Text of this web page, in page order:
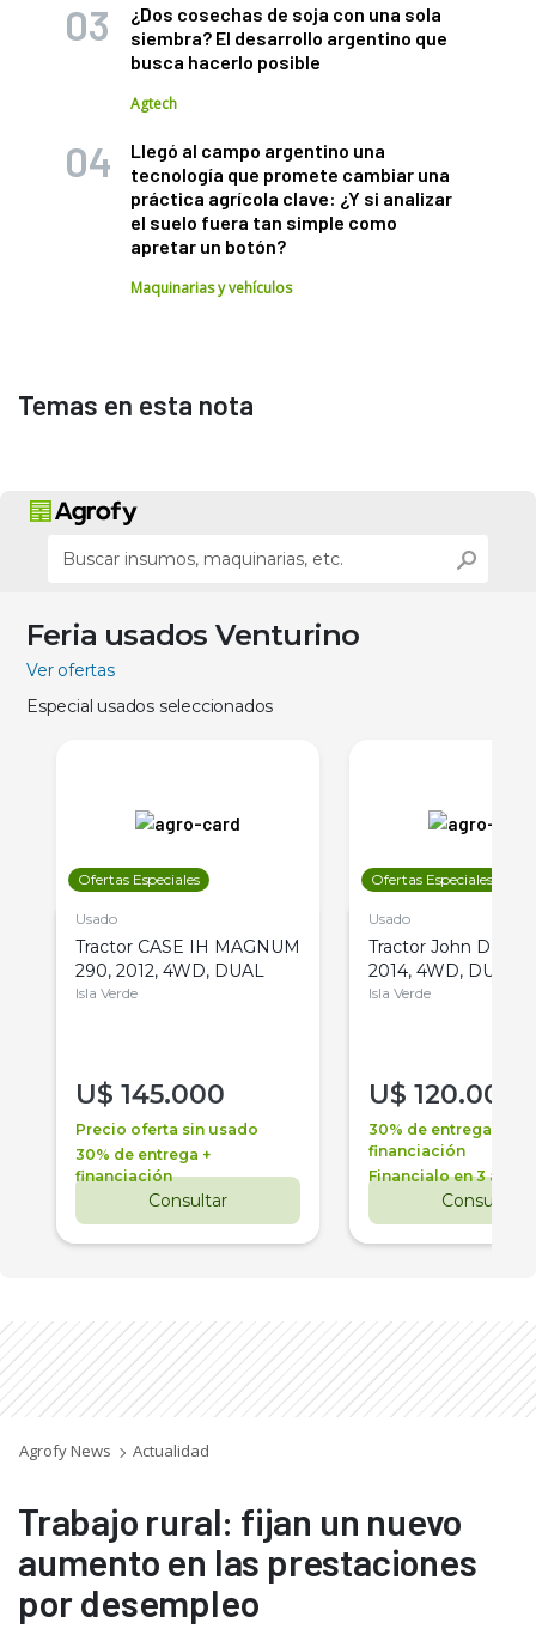
¿Dos cosechas de soja con una sola
siembra? El desarrollo argentino que
busca hacerlo posible
Agtech
Llegó al campo argentino una
tecnología que promete cambiar una
práctica agrícola clave: ¿Y si analizar
el suelo fuera tan simple como
apretar un botón?
Maquinarias y vehículos
Temas en esta nota
Feria usados Venturino
Ver ofertas
Especial usados seleccionados
Ofertas Especiales
Usado
Tractor CASE IH MAGNUM
290, 2012, 4WD, DUAL
Isla Verde
U$ 145.000
Precio oferta sin usado
30% de entrega +
financiación
Consultar
Ofertas Especiales
Usado
Tractor John Deere
2014, 4WD, DUAL
Isla Verde
U$ 120.000
30% de entrega +
financiación
Financialo en 3 años
Consultar
Agrofy News Actualidad
Trabajo rural: fijan un nuevo
aumento en las prestaciones
por desempleo